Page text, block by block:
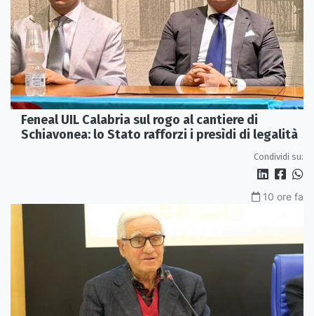
Feneal UIL Calabria sul rogo al cantiere di
Schiavonea: lo Stato rafforzi i presìdi di legalità
Condividi su:
10 ore fa